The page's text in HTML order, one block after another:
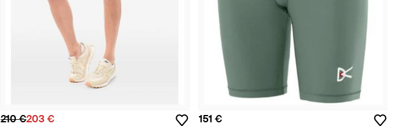
210 €203 € 151 €